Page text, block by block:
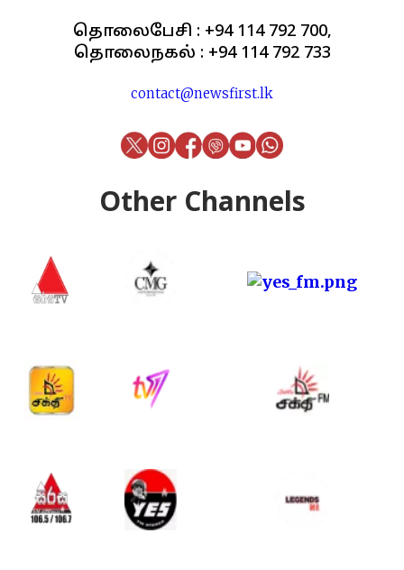
தொலைபேசி : +94 114 792 700,
தொலைநகல் : +94 114 792 733
contact@newsfirst.lk
Other Channels